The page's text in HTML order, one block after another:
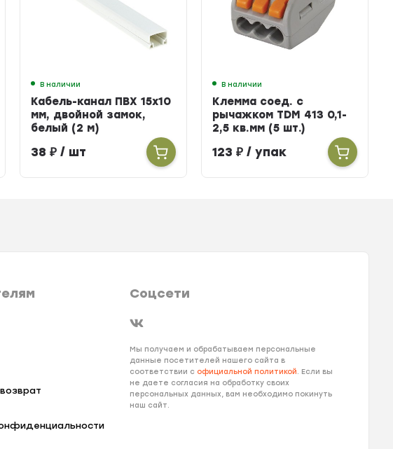
В наличии
Кабель-канал ПВХ 15х10
мм, двойной замок,
белый (2 м)
38₽ / шт
В наличии
Клемма соед. с
рычажком TDM 413 0,1-
2,5 кв.мм (5 шт.)
123₽ / упак
Соцсети
Мы получаем и обрабатываем персональные
данные посетителей нашего сайта в
соответствии с официальной политикой. Если вы
не даете согласия на обработку своих
персональных данных, вам необходимо покинуть
наш сайт.